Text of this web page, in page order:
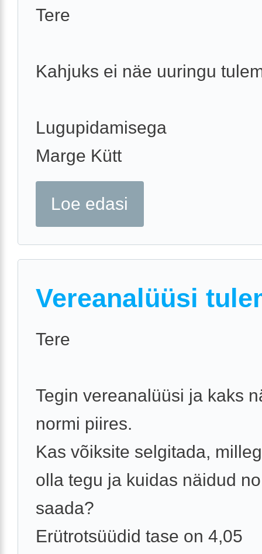
Tere
Kahjuks ei näe uuringu
Lugupidamisega
Marge Kütt
Loe edasi
Vereanalüüsi
Tere
Tegin vereanalüüsi ja kaks
normi piires.
Kas võiksite selgitada,
olla tegu ja kuidas näidud
saada?
Erütrotsüüdid tase on 4,05